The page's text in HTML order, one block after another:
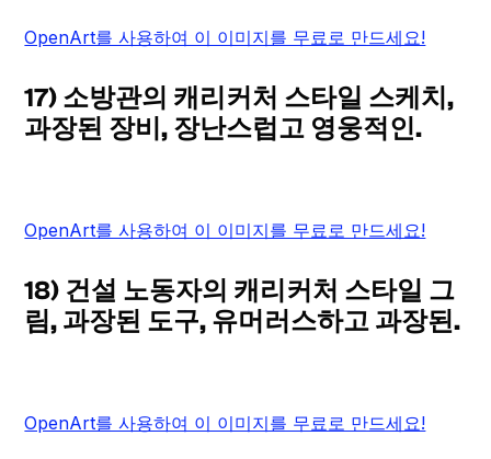
OpenArt를 사용하여 이 이미지를 무료로 만드세요!
17) 소방관의 캐리커처 스타일 스케치,
과장된 장비, 장난스럽고 영웅적인.
OpenArt를 사용하여 이 이미지를 무료로 만드세요!
18) 건설 노동자의 캐리커처 스타일 그
림, 과장된 도구, 유머러스하고 과장된.
OpenArt를 사용하여 이 이미지를 무료로 만드세요!